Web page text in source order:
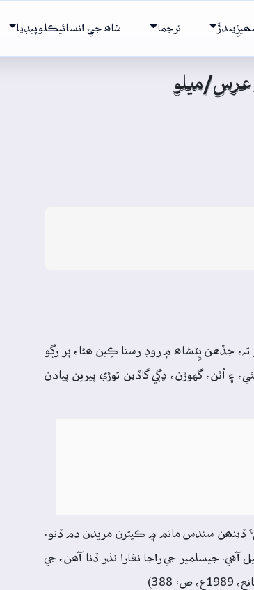
ترجما شاھ جي انسائيڪلوپيڊيا
عرس/ميلو
جڏهن ڀِٽشاھ ۾ روڊ رستا ڪِين ھئا، پر رڳو
اُٺن، گهوڙن، ڍڳي گاڏين توڙي پيرين پيادن
ڏينھن سندس ماتم ۾ ڪيترن مريدن دم ڏنو.
جيسلمير جي راجا نغارا نذر ڏنا آھن، جي